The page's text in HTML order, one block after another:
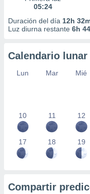
05:24
Duración del día 12h
Luz diurna restante 6h
Calendario lunar
Lun Mar Mié
10 11 12
17 18 19
Compartir